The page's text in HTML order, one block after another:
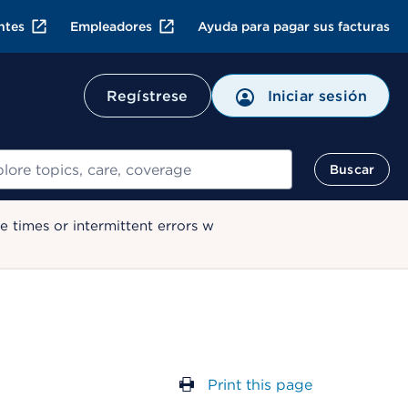
Empleadores Ayuda para pagar sus facturas
Regístrese Iniciar sesión
Buscar
times or intermittent errors w
Print this page